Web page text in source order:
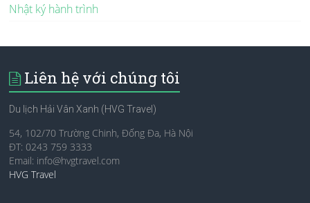
Nhật ký hành trình
Liên hệ với chúng tôi
Du lịch Hải Vân Xanh (HVG Travel)
54, 102/70 Trường Chinh, Đống Đa, Hà Nội
ĐT: 0243 759 3333
Email: info@hvgtravel.com
HVG Travel